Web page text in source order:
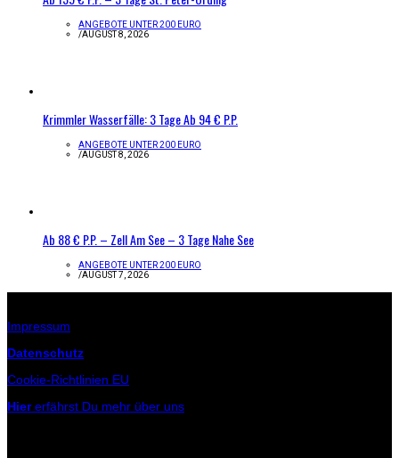
ANGEBOTE UNTER 200 EURO
/AUGUST 8, 2026
Krimmler Wasserfälle: 3 Tage Ab 94 € P.P.
ANGEBOTE UNTER 200 EURO
/AUGUST 8, 2026
Ab 88 € P.P. – Zell Am See – 3 Tage Nahe See
ANGEBOTE UNTER 200 EURO
/AUGUST 7, 2026
Impressum
Datenschutz
Cookie-Richtlinien EU
Hiererfährst Du mehr über uns